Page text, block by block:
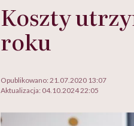
Koszty
roku
Opublikowano: 21.07.2020 13:07
Aktualizacja: 04.10.2024 22:05